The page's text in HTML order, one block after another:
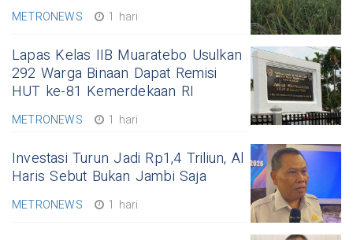
METRONEWS 1 hari
Lapas Kelas IIB Muaratebo Usulkan
292 Warga Binaan Dapat Remisi
HUT ke-81 Kemerdekaan RI
METRONEWS 1 hari
Investasi Turun Jadi Rp1,4 Triliun, Al
Haris Sebut Bukan Jambi Saja
METRONEWS 1 hari